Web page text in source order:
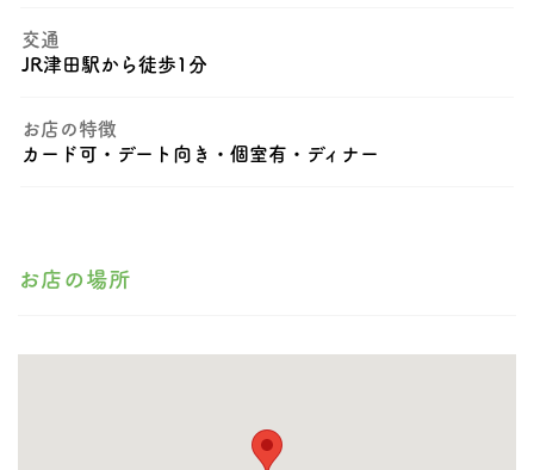
交通
JR津田駅から徒歩1分
お店の特徴
カード可・デート向き・個室有・ディナー
お店の場所